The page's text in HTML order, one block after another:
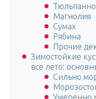
Магнолия
Сумах
Рябина
Прочие
Зимостойкие
все лето:
Сильно
Умеренно